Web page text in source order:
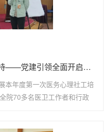
医务社工提升全方位健康支持——党建引领全面开启医务社工培训服务
本年度第一次医务心理社工培
院70多名医卫工作者和行政